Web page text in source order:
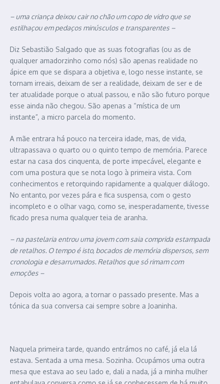
– uma criança deixou cair no chão um copo de vidro que se
estilhaçou em pedaços minúsculos e transparentes –
Diz Sebastião Salgado que as suas fotografias (ou as de
qualquer amadorzinho como nós) são apenas realidade no
ápice em que se dispara a objetiva e, logo nesse instante, se
tornam irreais, deixam de ser a realidade, deixam de ser e de
ter atualidade porque o atual passou, e não são futuro porque
esse ainda não chegou. São apenas a “mística de um
instante”, a micro parcela do momento.
A mãe entrara há pouco na terceira idade, mas, de vida,
ultrapassava o quarto ou o quinto tempo de memória. Parece
estar na casa dos cinquenta, de porte impecável, elegante e
com uma postura que se nota logo à primeira vista. Com
conhecimentos e retorquindo rapidamente a qualquer diálogo.
No entanto, por vezes pára e fica suspensa, com o gesto
incompleto e o olhar vago, como se, inesperadamente, tivesse
ficado presa numa qualquer teia de aranha.
– na pastelaria entrou uma jovem com saia comprida estampada
de retalhos. O tempo é isto, bocados de memória dispersos, sem
cronologia e desarrumados. Retalhos que só rimam com
emoções –
Depois volta ao agora, a tornar o passado presente. Mas a
tónica da sua conversa cai sempre sobre a Joaninha.
Naquela primeira tarde, quando entrámos no café, já ela lá
estava. Sentada a uma mesa. Sozinha. Ocupámos uma outra
mesa que estava ao seu lado e, dali a nada, já a minha mulher